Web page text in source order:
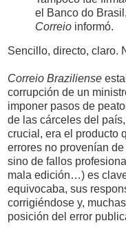
el Banco do
Correio informó.
Sencillo, directo, claro.
Correio Braziliense
corrupción de un
imponer pasos de
de las cárceles del
crucial, era el producto
errores no provenían
sino de fallos
mala edición…) es
equivocaba, sus
corrigiéndose y,
posición del error